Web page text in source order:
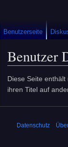
Benutzer
Zur
Navigation
Zur
Suche
Diese Seite
ihren Titel auf
Benutzerseite
Datenschutz